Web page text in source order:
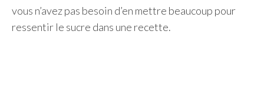
vous n’avez pas besoin d’en mettre beaucoup pour
ressentir le sucre dans une recette.